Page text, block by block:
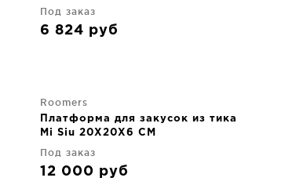
Под заказ
6 824 руб
Roomers
Платформа для закусок из тика
Mi Siu 20X20X6 CM
Под заказ
12 000 руб